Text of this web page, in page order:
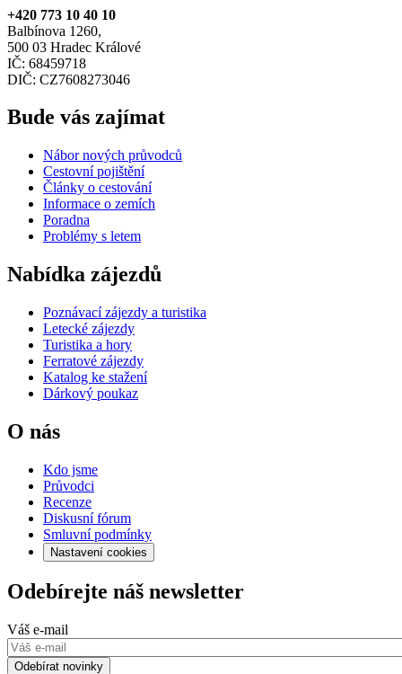
+420 773 10 40 10
Balbínova 1260,
500 03 Hradec Králové
IČ: 68459718
DIČ: CZ7608273046
Bude vás zajímat
Nábor nových průvodců
Cestovní pojištění
Články o cestování
Informace o zemích
Poradna
Problémy s letem
Nabídka zájezdů
Poznávací zájezdy a turistika
Letecké zájezdy
Turistika a hory
Ferratové zájezdy
Katalog ke stažení
Dárkový poukaz
O nás
Kdo jsme
Průvodci
Recenze
Diskusní fórum
Smluvní podmínky
Nastavení cookies
Odebírejte náš newsletter
Váš e-mail
Odebírat novinky